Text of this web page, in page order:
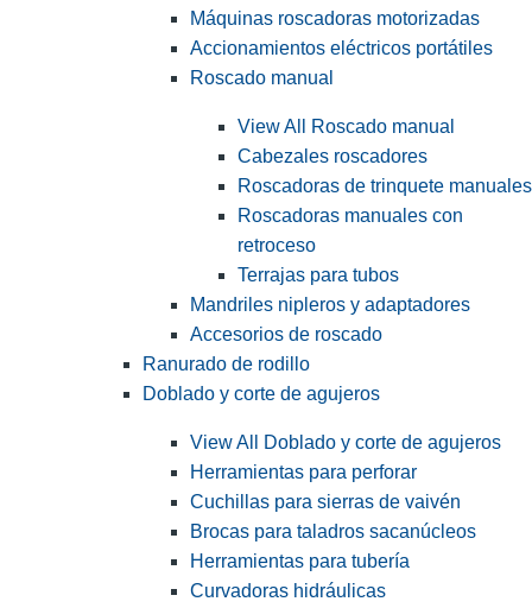
Máquinas roscadoras motorizadas
Accionamientos eléctricos portátiles
Roscado manual
View All Roscado manual
Cabezales roscadores
Roscadoras de trinquete manuales
Roscadoras manuales con
retroceso
Terrajas para tubos
Mandriles nipleros y adaptadores
Accesorios de roscado
Ranurado de rodillo
Doblado y corte de agujeros
View All Doblado y corte de agujeros
Herramientas para perforar
Cuchillas para sierras de vaivén
Brocas para taladros sacanúcleos
Herramientas para tubería
Curvadoras hidráulicas